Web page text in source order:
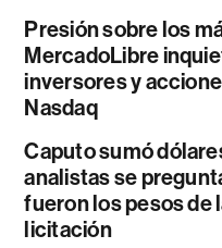
Presión sobre los
MercadoLibre
inversores y
Nasdaq
Caputo sumó
analistas se
fueron los pesos de
licitación